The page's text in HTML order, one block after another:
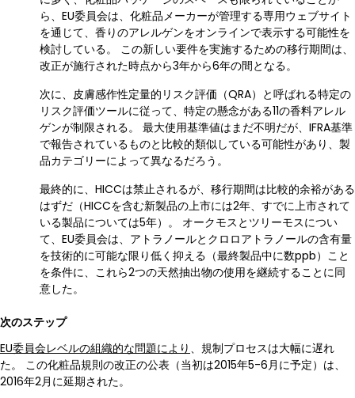
ら、EU委員会は、化粧品メーカーが管理する専用ウェブサイト
を通じて、香りのアレルゲンをオンラインで表示する可能性を
検討している。 この新しい要件を実施するための移行期間は、
改正が施行された時点から3年から6年の間となる。
次に、皮膚感作性定量的リスク評価（QRA）と呼ばれる特定の
リスク評価ツールに従って、特定の懸念がある11の香料アレル
ゲンが制限される。 最大使用基準値はまだ不明だが、IFRA基準
で報告されているものと比較的類似している可能性があり、製
品カテゴリーによって異なるだろう。
最終的に、HICCは禁止されるが、移行期間は比較的余裕がある
はずだ（HICCを含む新製品の上市には2年、すでに上市されて
いる製品については5年）。 オークモスとツリーモスについ
て、EU委員会は、アトラノールとクロロアトラノールの含有量
を技術的に可能な限り低く抑える（最終製品中に数ppb）こと
を条件に、これら2つの天然抽出物の使用を継続することに同
意した。
次のステップ
EU委員会レベルの組織的な問題により 、規制プロセスは大幅に遅れ
た。 この化粧品規則の改正の公表（当初は2015年5-6月に予定）は、
2016年2月に延期された。